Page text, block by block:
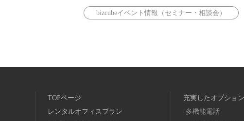
bizcubeイベント情報（セミナー・相談会）
TOPページ
レンタルオフィスプラン
充実したオプショ
多機能電話